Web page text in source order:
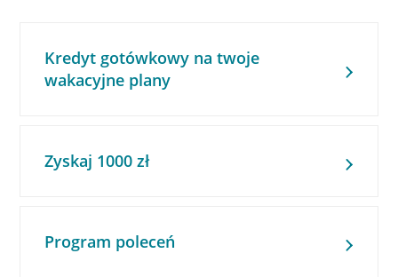
Kredyt gotówkowy na twoje
wakacyjne plany
Zyskaj 1000 zł
Program poleceń